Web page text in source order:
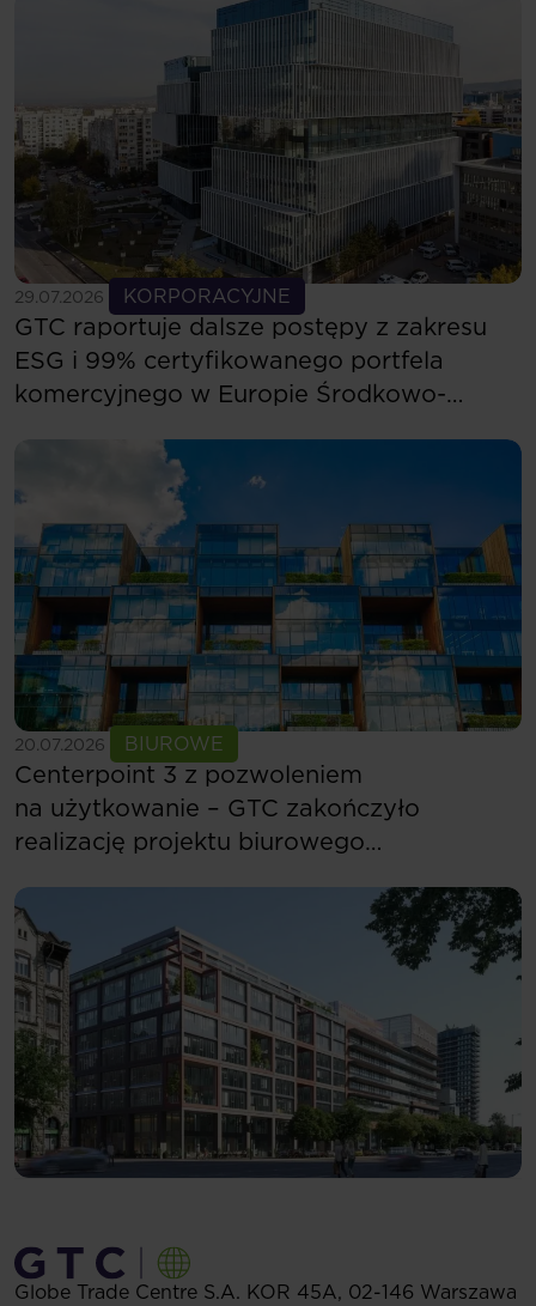
29.07.2026 KORPORACYJNE
Zobacz więcej
GTC raportuje dalsze postępy z zakresu
ESG i 99% certyfikowanego portfela
komercyjnego w Europie Środkowo-
20.07.2026 BIUROWE
Zobacz więcej
Centerpoint 3 z pozwoleniem
na użytkowanie – GTC zakończyło
realizację projektu biurowego
Globe Trade Centre S.A. KOR 45A, 02-146 Warszawa